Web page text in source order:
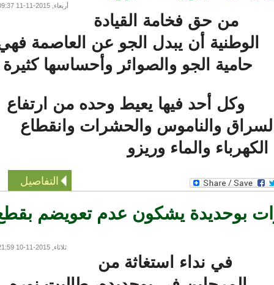
أربعاء, 2015-11-11 09:37
من حق فخامة القيادة
الوطنية أن يبدل الجو عن العاصمة فهي
حامية الجو والصوائر وأحساسها كثيرة
وكل أحد فيها يعيط وحده من ارتفاع
والناموس والحشرات وانقطاع
والماء وريزو
التفاصيل
بوحديدة يشكون عدم تعويضم بقطع
ثلاثاء, 2015-11-10 21:59
في نداء استغاثة من